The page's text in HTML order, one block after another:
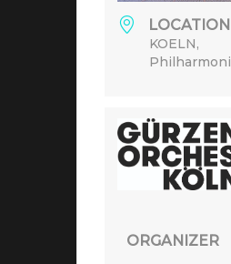
LOCATION
KOELN,
ORGANIZER